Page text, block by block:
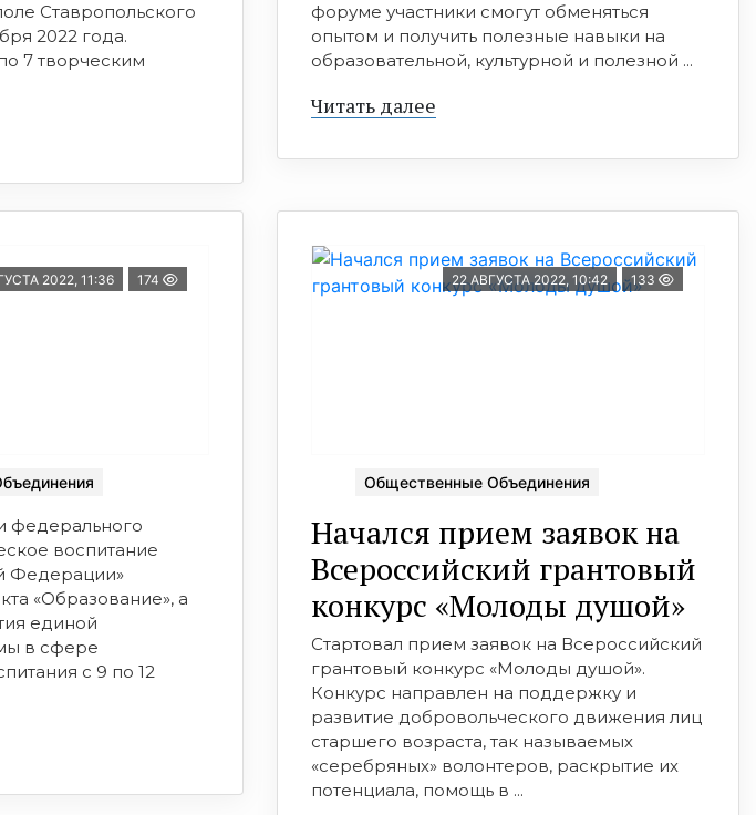
Ставропольского
2022 года.
7 творческим
форуме участники смогут обменяться
опытом и получить полезные навыки на
образовательной, культурной и полезной ...
Читать далее
2022, 11:36 174
федерального
воспитание
Федерации»
«Образование», а
единой
в сфере
с 9 по 12
22 АВГУСТА 2022, 10:42 133
Общественные Объединения
Начался прием заявок на
Всероссийский грантовый
конкурс «Молоды душой»
Стартовал прием заявок на Всероссийский
грантовый конкурс «Молоды душой».
Конкурс направлен на поддержку и
развитие добровольческого движения лиц
старшего возраста, так называемых
«серебряных» волонтеров, раскрытие их
потенциала, помощь в ...